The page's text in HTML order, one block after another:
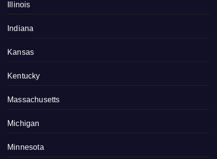
Illinois
Indiana
Kansas
Kentucky
Massachusetts
Michigan
Minnesota